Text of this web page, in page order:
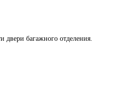
двери багажного отделения.